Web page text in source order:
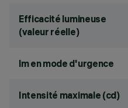
Efficacité lumineuse
(valeur réelle)
lm en mode d'urgence
Intensité maximale (cd)